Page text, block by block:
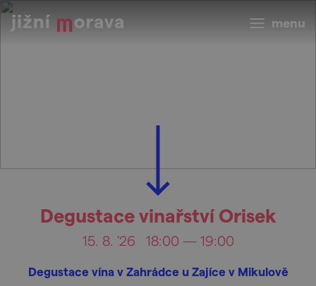
menu
Degustace vinařství Orisek
15. 8. '26 18:00 — 19:00
Degustace vína v Zahrádce u Zajíce v Mikulově